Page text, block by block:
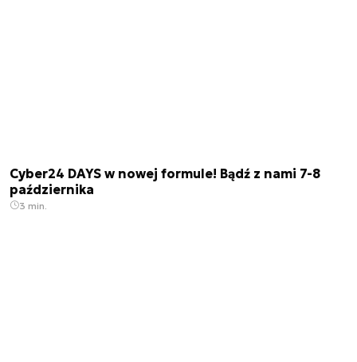
Cyber24 DAYS w nowej formule! Bądź z nami 7-8
października
3 min.